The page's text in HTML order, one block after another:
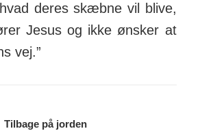
deres skæbne vil blive,
Jesus og ikke ønsker at
vej.”
Tilbage på jorden